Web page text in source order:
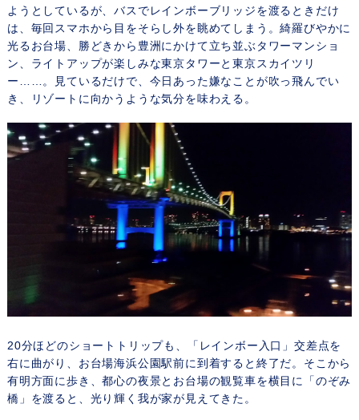
ようとしているが、バスでレインボーブリッジを渡るときだけ
は、毎回スマホから目をそらし外を眺めてしまう。綺羅びやかに
光るお台場、勝どきから豊洲にかけて立ち並ぶタワーマンショ
ン、ライトアップが楽しみな東京タワーと東京スカイツリ
ー……。見ているだけで、今日あった嫌なことが吹っ飛んでい
き、リゾートに向かうような気分を味わえる。
20分ほどのショートトリップも、「レインボー入口」交差点を
右に曲がり、お台場海浜公園駅前に到着すると終了だ。そこから
有明方面に歩き、都心の夜景とお台場の観覧車を横目に「のぞみ
橋」を渡ると、光り輝く我が家が見えてきた。